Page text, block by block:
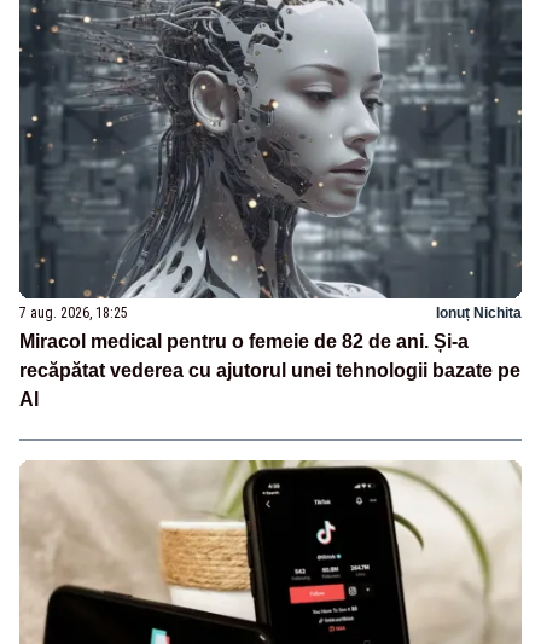
7 aug. 2026, 18:25 Ionuț Nichita
Miracol medical pentru o femeie de 82 de ani. Și-a
recăpătat vederea cu ajutorul unei tehnologii bazate pe
AI